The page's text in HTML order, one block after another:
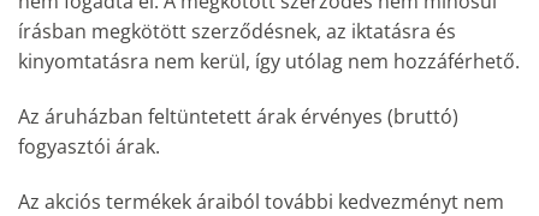
írásban megkötött szerződésnek, az iktatásra és
kinyomtatásra nem kerül, így utólag nem hozzáférhető.
Az áruházban feltüntetett árak érvényes (bruttó)
fogyasztói árak.
Az akciós termékek áraiból további kedvezményt nem